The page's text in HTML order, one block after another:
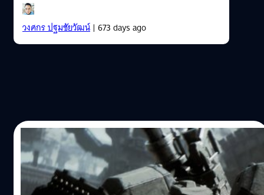
วงศกร ปฐมชัยวัฒน์| 673 days ago
27/08/2023
Armored Core VI กลายเป็นเกมขายดีใน
Steam หลังจากหายไปนานกว่า 10 ปี